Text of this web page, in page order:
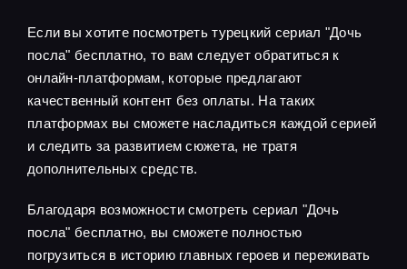
Если вы хотите посмотреть турецкий сериал "Дочь
посла" бесплатно, то вам следует обратиться к
онлайн-платформам, которые предлагают
качественный контент без оплаты. На таких
платформах вы сможете насладиться каждой серией
и следить за развитием сюжета, не тратя
дополнительных средств.
Благодаря возможности смотреть сериал "Дочь
посла" бесплатно, вы сможете полностью
погрузиться в историю главных героев и переживать